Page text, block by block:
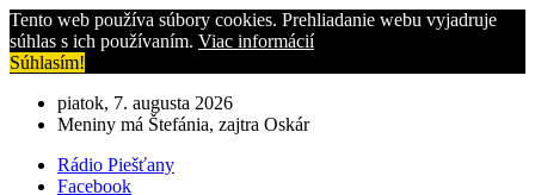
Tento web používa súbory cookies. Prehliadanie webu vyjadruje
súhlas s ich používaním. Viac informácií
Súhlasím!
piatok, 7. augusta 2026
Meniny má Štefánia, zajtra Oskár
Rádio Piešťany
Facebook